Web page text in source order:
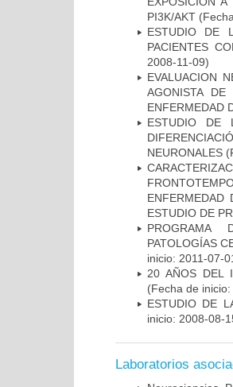
PI3K/AKT
ESTUDIO DE
PACIENTES
2008-11-09)
EVALUACION
AGONISTA
ENFERMEDAD
ESTUDIO DE
NEURONALES
ENFERMEDAD
ESTUDIO DE
PROGRAMA
PATOLOGÍAS
inicio: 2011-07-
20 AÑOS DEL
(Fecha de
ESTUDIO DE
inicio: 2008-08-
Laboratorios